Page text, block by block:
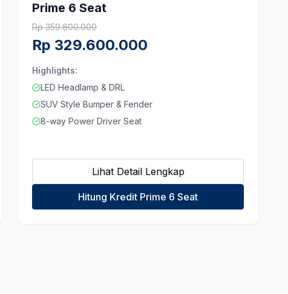
Prime 6 Seat
Rp359.600.000
Rp 329.600.000
Highlights:
LED Headlamp & DRL
SUV Style Bumper & Fender
8-way Power Driver Seat
Lihat Detail Lengkap
Hitung Kredit Prime 6 Seat